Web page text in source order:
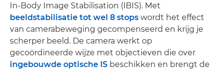
In-Body Image Stabilisation (IBIS). Met
beeldstabilisatie tot wel 8 stops wordt het effect
van camerabeweging gecompenseerd en krijg je
scherper beeld. De camera werkt op
gecoördineerde wijze met objectieven die over
ingebouwde optische IS beschikken en brengt de